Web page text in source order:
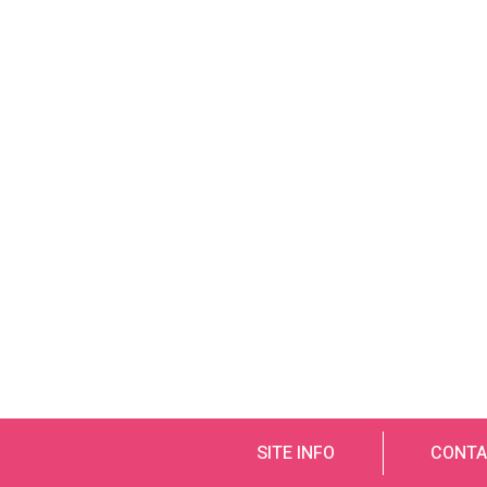
SITE INFO